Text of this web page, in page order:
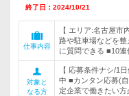
終了日：2024/10/21
仕事内容
【 エリア:名古屋
路や駐車場などを
に質問できる ■10連
対象と
なる方
【 応募条件ナシ/1
中 ■カンタン応募(
定企業で働きたい方